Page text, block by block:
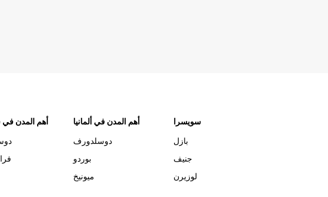
أهم المدن
أهم المدن في ألمانيا
دوسلدورف
بوردو
ميونيخ
سويسرا
بازل
جنيف
لوزيرن